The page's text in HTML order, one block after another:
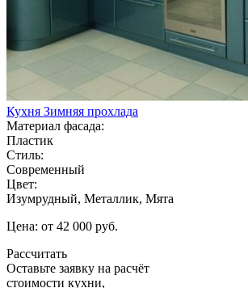
Кухня Зимняя прохлада
Материал фасада:
Пластик
Стиль:
Современный
Цвет:
Изумрудный, Металлик, Мята
Цена: от 42 000 руб.
Рассчитать
Оставьте заявку на расчёт
стоимости кухни,